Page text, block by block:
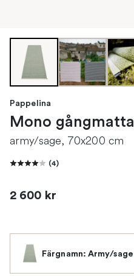
Pappelina
Mono gångmatta
army/sage, 70x200 cm
(4)
2 600 kr
Färgnamn: Army/sage